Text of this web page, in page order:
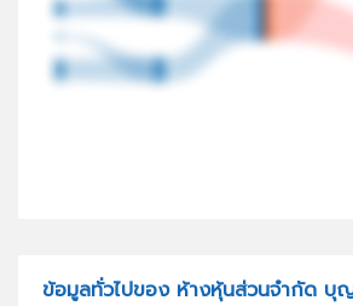
ข้อมูลทั่วไปของ ห้างหุ้นส่วนจำกัด บุ